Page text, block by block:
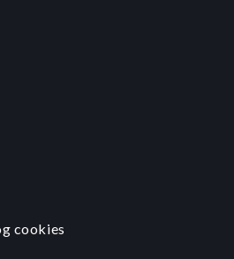
cookies